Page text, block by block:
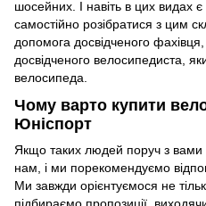
шосейних. І навіть в цих видах
самостійно розібратися з цим
допомога досвідченого
досвідченого велосипедиста,
велосипеда.
Чому варто купити
Юніспорт
Якщо таких людей поруч з
нам, і ми порекомендуємо
Ми завжди орієнтуємося не